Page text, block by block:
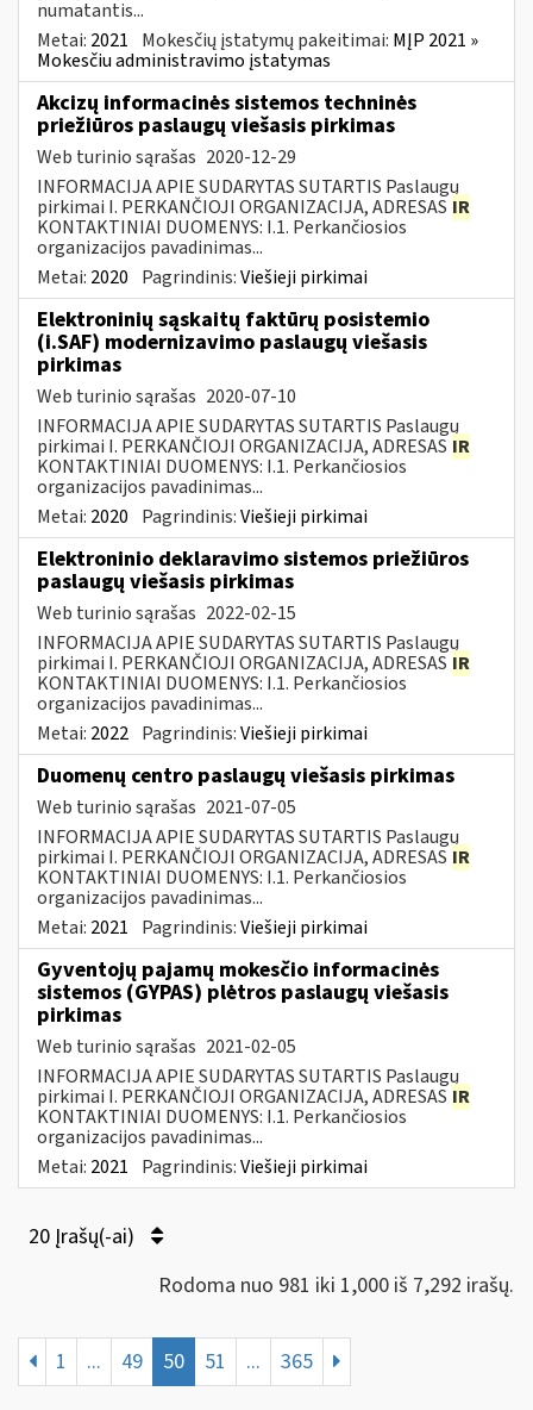
numatantis...
Metai: 2021 Mokesčių įstatymų pakeitimai: MĮP 2021 »
Mokesčiu administravimo įstatymas
Akcizų informacinės sistemos techninės
priežiūros paslaugų viešasis pirkimas
Web turinio sąrašas 2020-12-29
INFORMACIJA APIE SUDARYTAS SUTARTIS Paslaugų
pirkimai I. PERKANČIOJI ORGANIZACIJA, ADRESAS IR
KONTAKTINIAI DUOMENYS: I.1. Perkančiosios
organizacijos pavadinimas...
Metai: 2020 Pagrindinis:Viešieji pirkimai
Elektroninių sąskaitų faktūrų posistemio
(i.SAF) modernizavimo paslaugų viešasis
pirkimas
Web turinio sąrašas 2020-07-10
INFORMACIJA APIE SUDARYTAS SUTARTIS Paslaugų
pirkimai I. PERKANČIOJI ORGANIZACIJA, ADRESAS IR
KONTAKTINIAI DUOMENYS: I.1. Perkančiosios
organizacijos pavadinimas...
Metai: 2020 Pagrindinis:Viešieji pirkimai
Elektroninio deklaravimo sistemos priežiūros
paslaugų viešasis pirkimas
Web turinio sąrašas 2022-02-15
INFORMACIJA APIE SUDARYTAS SUTARTIS Paslaugų
pirkimai I. PERKANČIOJI ORGANIZACIJA, ADRESAS IR
KONTAKTINIAI DUOMENYS: I.1. Perkančiosios
organizacijos pavadinimas...
Metai: 2022 Pagrindinis:Viešieji pirkimai
Duomenų centro paslaugų viešasis pirkimas
Web turinio sąrašas 2021-07-05
INFORMACIJA APIE SUDARYTAS SUTARTIS Paslaugų
pirkimai I. PERKANČIOJI ORGANIZACIJA, ADRESAS IR
KONTAKTINIAI DUOMENYS: I.1. Perkančiosios
organizacijos pavadinimas...
Metai: 2021 Pagrindinis:Viešieji pirkimai
Gyventojų pajamų mokesčio informacinės
sistemos (GYPAS) plėtros paslaugų viešasis
pirkimas
Web turinio sąrašas 2021-02-05
INFORMACIJA APIE SUDARYTAS SUTARTIS Paslaugų
pirkimai I. PERKANČIOJI ORGANIZACIJA, ADRESAS IR
KONTAKTINIAI DUOMENYS: I.1. Perkančiosios
organizacijos pavadinimas...
Metai: 2021 Pagrindinis:Viešieji pirkimai
20 Įrašų(-ai)
Rodoma nuo 981 iki 1,000 iš 7,292 irašų.
1 ... 49 50 51 ... 365